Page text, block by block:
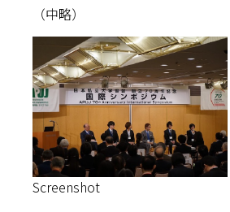
（中略）
Screenshot